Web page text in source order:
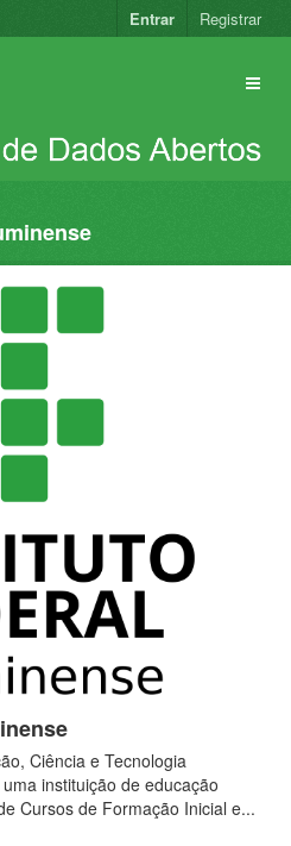
Entrar Registrar
Ciência e Tecnologia
instituição de educação
Cursos de Formação Inicial e...